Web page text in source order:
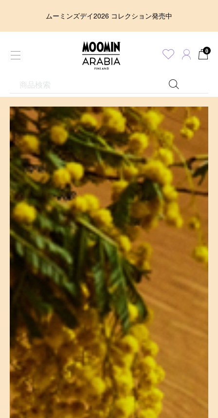
ムーミンズデイ2026 コレクション発売中
0